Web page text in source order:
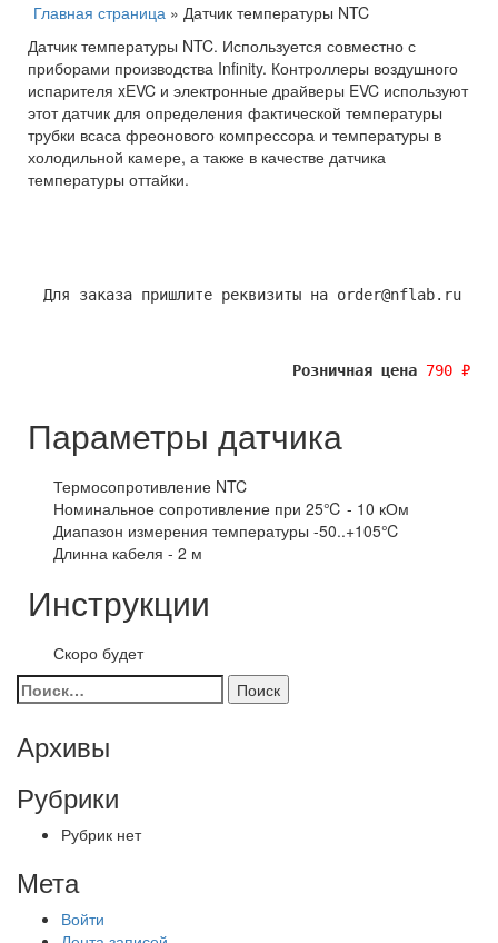
Главная страница » Датчик температуры NTC
Датчик температуры NTC. Используется совместно с
приборами производства Infinity. Контроллеры воздушного
испарителя xEVC и электронные драйверы EVC используют
этот датчик для определения фактической температуры
трубки всаса фреонового компрессора и температуры в
холодильной камере, а также в качестве датчика
температуры оттайки.
Для заказа пришлите реквизиты на order@nflab.ru
Розничная цена 790 ₽
Параметры датчика
Термосопротивление NTC
Номинальное сопротивление при 25℃ - 10 кОм
Диапазон измерения температуры -50..+105℃
Длинна кабеля - 2 м
Инструкции
Скоро будет
Архивы
Рубрики
Рубрик нет
Мета
Войти